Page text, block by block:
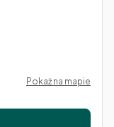
Pokaż na mapie